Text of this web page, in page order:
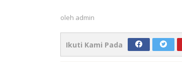
oleh admin
Ikuti Kami Pada